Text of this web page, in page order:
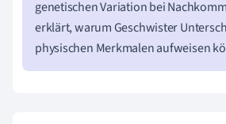
genetischen Variation bei
erklärt, warum Geschwister
physischen Merkmalen aufweisen